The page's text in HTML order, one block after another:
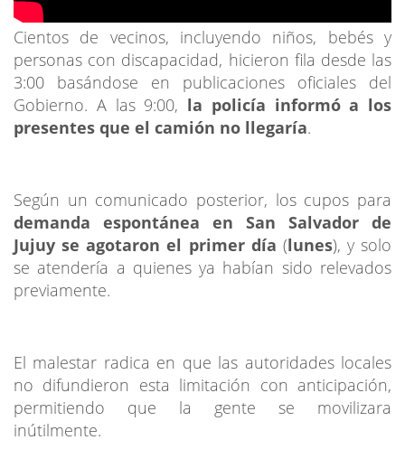
Cientos de vecinos, incluyendo niños, bebés y
personas con discapacidad, hicieron fila desde las
3:00 basándose en publicaciones oficiales del
Gobierno. A las 9:00, la policía informó a los
presentes que el camión no llegaría.
Según un comunicado posterior, los cupos para
demanda espontánea en San Salvador de
Jujuy se agotaron el primer día (lunes), y solo
se atendería a quienes ya habían sido relevados
previamente.
El malestar radica en que las autoridades locales
no difundieron esta limitación con anticipación,
permitiendo que la gente se movilizara
inútilmente.